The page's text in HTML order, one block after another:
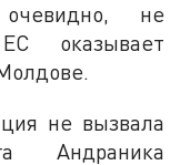
не
оказывает
не вызвала
Андраника